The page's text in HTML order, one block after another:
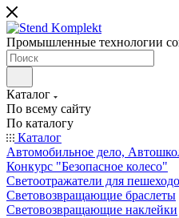
Промышленные технологии
Каталог
По всему сайту
По каталогу
Каталог
Автомобильное дело,
Конкурс "Безопасное колесо"
Светоотражатели для
Световозвращающие браслеты
Световозвращающие наклейки